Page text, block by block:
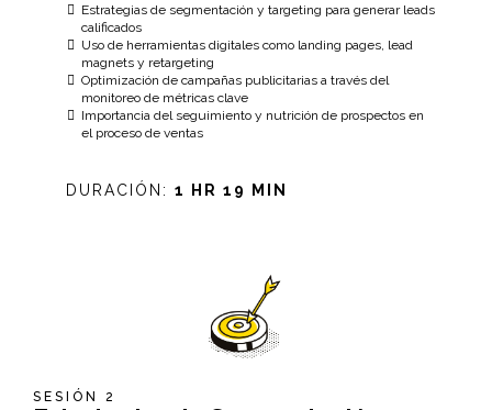
Estrategias de segmentación y targeting para generar leads
calificados
Uso de herramientas digitales como landing pages, lead
magnets y retargeting
Optimización de campañas publicitarias a través del
monitoreo de métricas clave
Importancia del seguimiento y nutrición de prospectos en
el proceso de ventas
DURACIÓN: 1 HR 19 MIN
SESIÓN 2